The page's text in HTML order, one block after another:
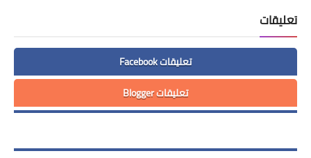
تعليقات
تعليقات Facebook
تعليقات Blogger